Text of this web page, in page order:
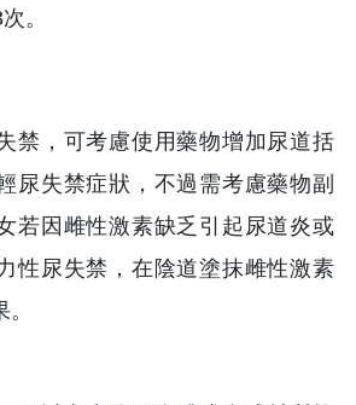
。
禁，可考慮使用藥物增加尿道括
尿失禁症狀，不過需考慮藥物副
若因雌性激素缺乏引起尿道炎或
性尿失禁，在陰道塗抹雌性激素